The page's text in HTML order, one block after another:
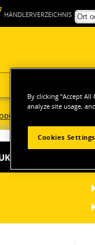
HÄNDLERVERZEICHNIS
By clicking “Accept
analyze site usage,
Cookies Settings